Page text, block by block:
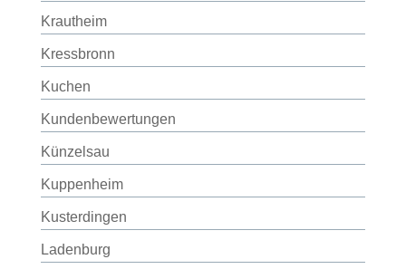
Krautheim
Kressbronn
Kuchen
Kundenbewertungen
Künzelsau
Kuppenheim
Kusterdingen
Ladenburg